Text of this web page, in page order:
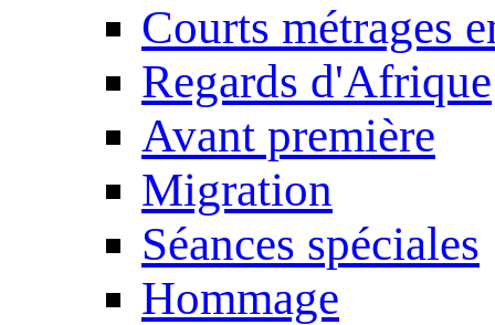
Courts métrages
Regards d'Afrique
Avant première
Migration
Séances spéciales
Hommage